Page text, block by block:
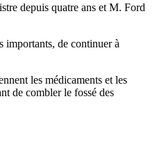
depuis quatre ans et M. Ford
importants, de continuer à
les médicaments et les
de combler le fossé des